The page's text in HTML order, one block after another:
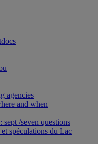
agencies
and when
sept /seven questions
spéculations du Lac